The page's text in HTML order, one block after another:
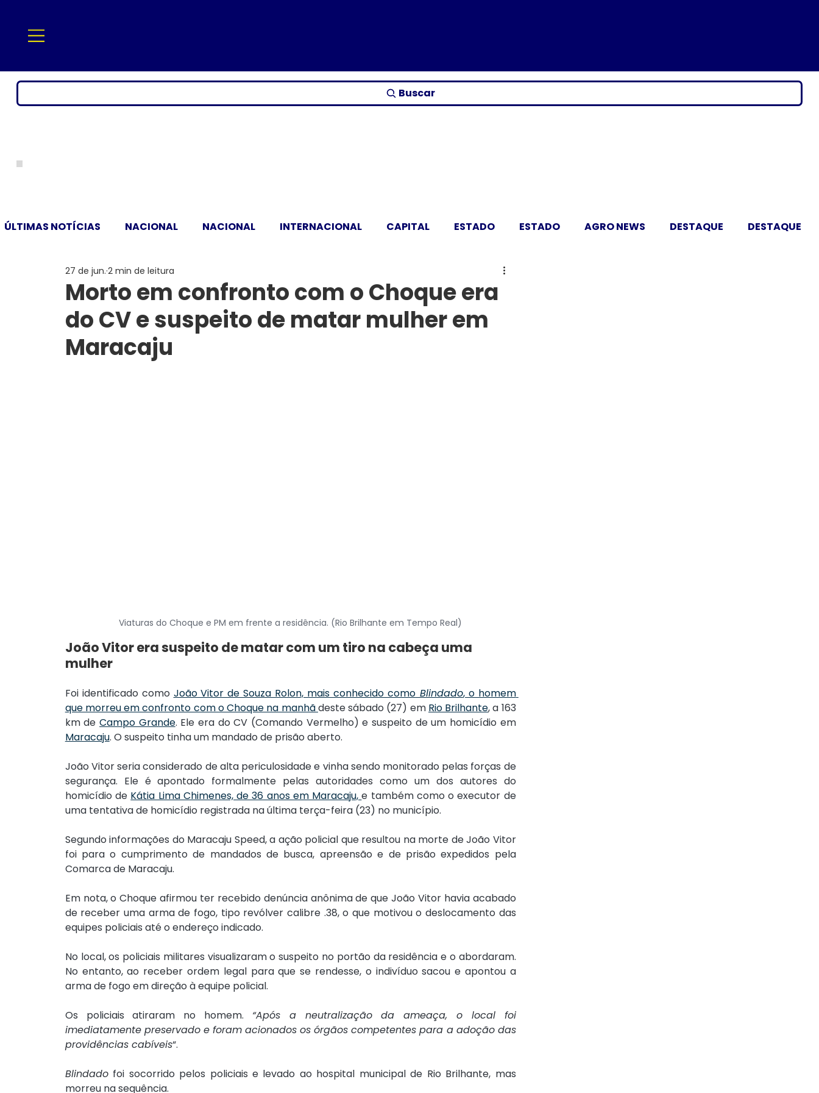
Buscar
ÚLTIMAS NOTÍCIAS NACIONAL NACIONAL INTERNACIONAL CAPITAL ESTADO ESTADO AGRO NEWS DESTAQUE DESTAQUE
Morto em confronto com o Choque era
do CV e suspeito de matar mulher em
Maracaju
27 de jun. 2 min de leitura
Viaturas do Choque e PM em frente a residência. (Rio Brilhante em Tempo Real)
João Vitor era suspeito de matar com um tiro na cabeça uma
mulher
Foi identificado como João Vitor de Souza Rolon, mais conhecido como Blindado, o homem
que morreu em confronto com o Choque na manhã deste sábado (27) em Rio Brilhante, a 163
km de Campo Grande
. Ele era do CV (Comando Vermelho) e suspeito de um homicídio em
Maracaju. O suspeito tinha um mandado de prisão aberto.
João Vitor seria considerado de alta periculosidade e vinha sendo monitorado pelas forças de
segurança. Ele é apontado formalmente pelas autoridades como um dos autores do
homicídio de Kátia Lima Chimenes, de 36 anos em Maracaju, e também como o executor de
uma tentativa de homicídio registrada na última terça-feira (23) no município.
Segundo informações do Maracaju Speed, a ação policial que resultou na morte de João Vitor
foi para o cumprimento de mandados de busca, apreensão e de prisão expedidos pela
Comarca de Maracaju.
Em nota, o Choque afirmou ter recebido denúncia anônima de que João Vitor havia acabado
de receber uma arma de fogo, tipo revólver calibre .38, o que motivou o deslocamento das
equipes policiais até o endereço indicado.
No local, os policiais militares visualizaram o suspeito no portão da residência e o abordaram.
No entanto, ao receber ordem legal para que se rendesse, o indivíduo sacou e apontou a
arma de fogo em direção à equipe policial.
Os policiais atiraram no homem. “Após a neutralização da ameaça, o local foi
imediatamente preservado e foram acionados os órgãos competentes para a adoção das
providências cabíveis“.
Blindado foi socorrido pelos policiais e levado ao hospital municipal de Rio Brilhante, mas
morreu na sequência.